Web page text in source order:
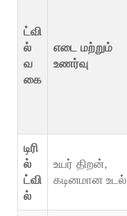
ட்வி
ல்
வ
கை
எடை மற்றும்
உணர்வு
டிரி
ல்
ட்வி
ல்
உயர் திறன்,
கடினமான உடல்